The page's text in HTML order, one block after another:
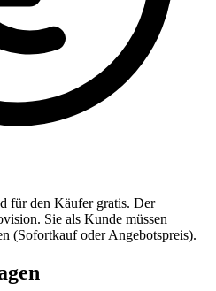
für den Käufer gratis. Der
Sie als Kunde müssen
(Sofortkauf oder Angebotspreis).